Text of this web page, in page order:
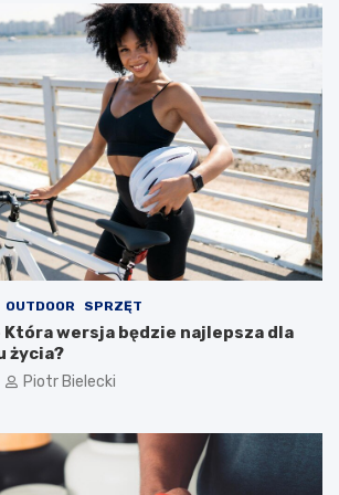
OUTDOOR SPRZĘT
wersja będzie najlepsza dla
życia?
Piotr Bielecki